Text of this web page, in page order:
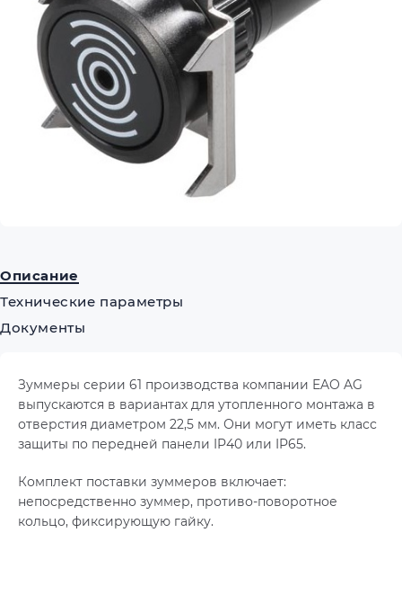
Описание
Технические параметры
Документы
Зуммеры серии 61 производства компании EAO AG
выпускаются в вариантах для утопленного монтажа в
отверстия диаметром 22,5 мм. Они могут иметь класс
защиты по передней панели IP40 или IP65.
Комплект поставки зуммеров включает:
непосредственно зуммер, противо-поворотное
кольцо, фиксирующую гайку.